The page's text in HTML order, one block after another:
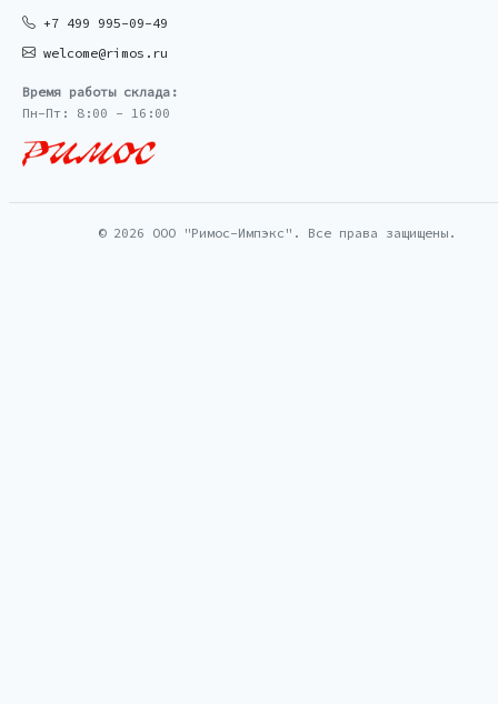
+7 499 995-09-49
welcome@rimos.ru
Время работы склада:
Пн-Пт: 8:00 - 16:00
© 2026 ООО "Римос-Импэкс". Все права защищены.